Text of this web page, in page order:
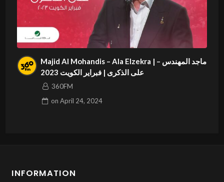
Majid Al Mohandis – Ala Elzekra | ماجد المهندس –
على الذكرى | فبراير الكويت 2023
360FM
onApril 24, 2024
INFORMATION